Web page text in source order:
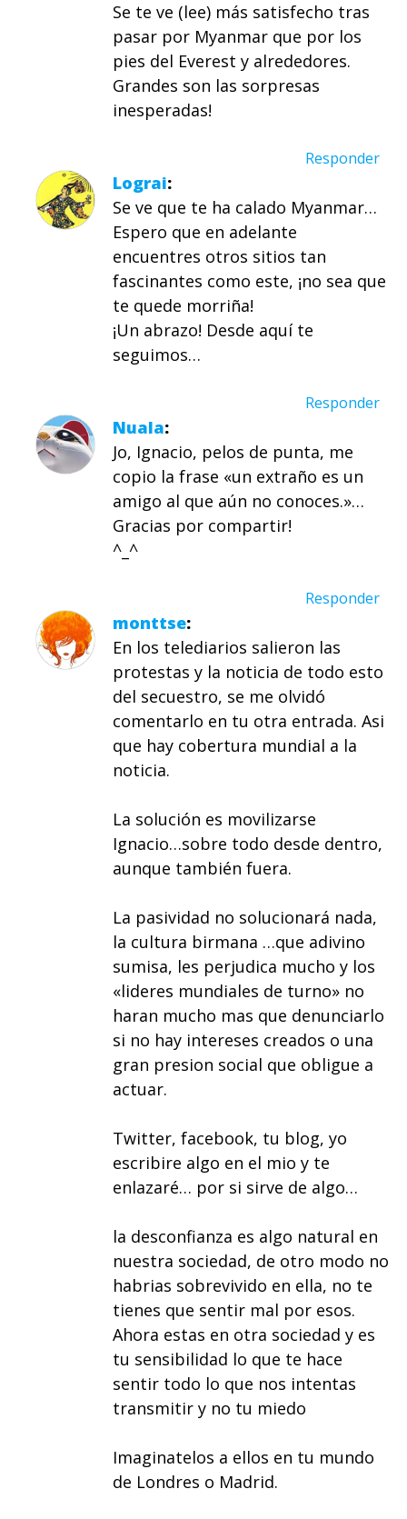
Se te ve (lee) más satisfecho tras
pasar por Myanmar que por los
pies del Everest y alrededores.
Grandes son las sorpresas
inesperadas!
Responder
Lograi
Se ve que te ha calado Myanmar…
Espero que en adelante
encuentres otros sitios tan
fascinantes como este, ¡no sea que
te quede morriña!
¡Un abrazo! Desde aquí te
seguimos…
Responder
Nuala
Jo, Ignacio, pelos de punta, me
copio la frase «un extraño es un
amigo al que aún no conoces.»…
Gracias por compartir!
^_^
Responder
monttse
En los telediarios salieron las
protestas y la noticia de todo esto
del secuestro, se me olvidó
comentarlo en tu otra entrada. Asi
que hay cobertura mundial a la
noticia.
La solución es movilizarse
Ignacio…sobre todo desde dentro,
aunque también fuera.
La pasividad no solucionará nada,
la cultura birmana …que adivino
sumisa, les perjudica mucho y los
«lideres mundiales de turno» no
haran mucho mas que denunciarlo
si no hay intereses creados o una
gran presion social que obligue a
actuar.
Twitter, facebook, tu blog, yo
escribire algo en el mio y te
enlazaré… por si sirve de algo…
la desconfianza es algo natural en
nuestra sociedad, de otro modo no
habrias sobrevivido en ella, no te
tienes que sentir mal por esos.
Ahora estas en otra sociedad y es
tu sensibilidad lo que te hace
sentir todo lo que nos intentas
transmitir y no tu miedo
Imaginatelos a ellos en tu mundo
de Londres o Madrid.